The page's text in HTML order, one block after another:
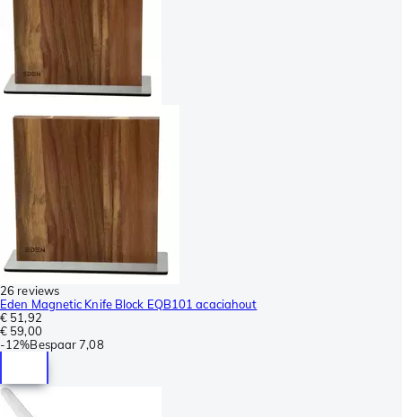
26 reviews
Eden Magnetic Knife Block EQB101 acaciahout
€ 51,92
€ 59,00
-12%Bespaar 7,08